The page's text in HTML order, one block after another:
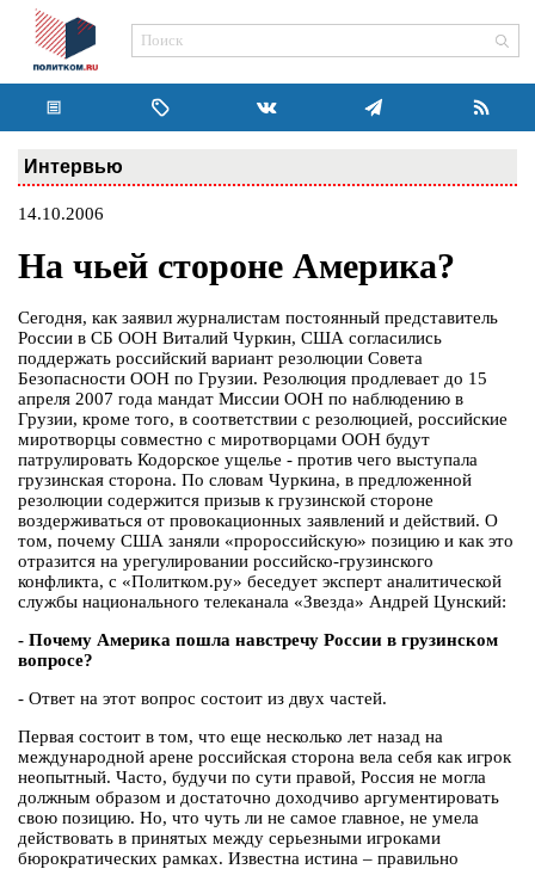
Интервью
14.10.2006
На чьей стороне Америка?
Сегодня, как заявил журналистам постоянный представитель
России в СБ ООН Виталий Чуркин, США согласились
поддержать российский вариант резолюции Совета
Безопасности ООН по Грузии. Резолюция продлевает до 15
апреля 2007 года мандат Миссии ООН по наблюдению в
Грузии, кроме того, в соответствии с резолюцией, российские
миротворцы совместно с миротворцами ООН будут
патрулировать Кодорское ущелье - против чего выступала
грузинская сторона. По словам Чуркина, в предложенной
резолюции содержится призыв к грузинской стороне
воздерживаться от провокационных заявлений и действий. О
том, почему США заняли «пророссийскую» позицию и как это
отразится на урегулировании российско-грузинского
конфликта, с «Политком.ру» беседует эксперт аналитической
службы национального телеканала «Звезда» Андрей Цунский:
- Почему Америка пошла навстречу России в грузинском
вопросе?
- Ответ на этот вопрос состоит из двух частей.
Первая состоит в том, что еще несколько лет назад на
международной арене российская сторона вела себя как игрок
неопытный. Часто, будучи по сути правой, Россия не могла
должным образом и достаточно доходчиво аргументировать
свою позицию. Но, что чуть ли не самое главное, не умела
действовать в принятых между серьезными игроками
бюрократических рамках. Известна истина – правильно